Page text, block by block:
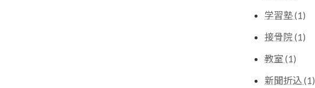
学習塾 (1)
接骨院 (1)
教室 (1)
新聞折込 (1)